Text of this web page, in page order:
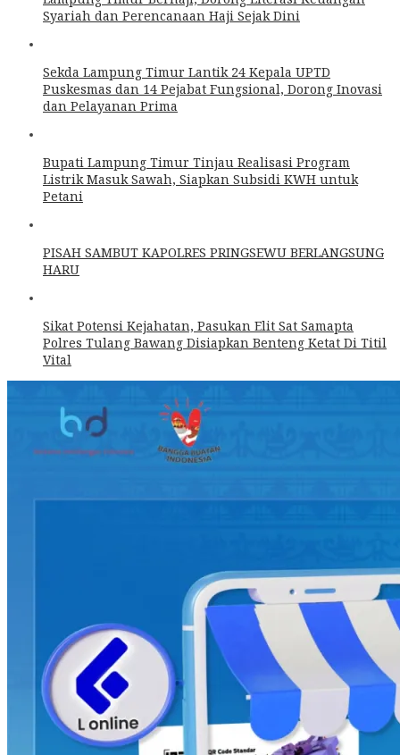
Syariah dan Perencanaan Haji Sejak Dini
Sekda Lampung Timur Lantik 24 Kepala UPTD
Puskesmas dan 14 Pejabat Fungsional, Dorong Inovasi
dan Pelayanan Prima
Bupati Lampung Timur Tinjau Realisasi Program
Listrik Masuk Sawah, Siapkan Subsidi KWH untuk
Petani
PISAH SAMBUT KAPOLRES PRINGSEWU BERLANGSUNG
HARU
Sikat Potensi Kejahatan, Pasukan Elit Sat Samapta
Polres Tulang Bawang Disiapkan Benteng Ketat Di Titil
Vital